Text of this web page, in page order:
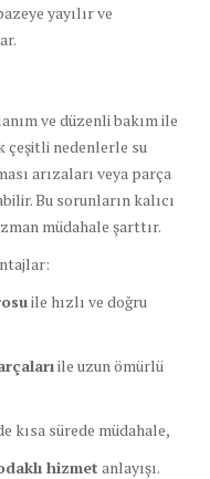
yayılır ve
ve düzenli bakım ile
çeşitli nedenlerle su
arızaları veya parça
Bu sorunların kalıcı
müdahale şarttır.
ile hızlı ve doğru
ile uzun ömürlü
kısa sürede müdahale,
hizmet anlayışı.